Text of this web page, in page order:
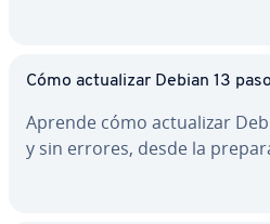
Cómo ac­tua­li­zar Debian 13
Aprende cómo ac­tua­li­zar
y sin errores, desde la